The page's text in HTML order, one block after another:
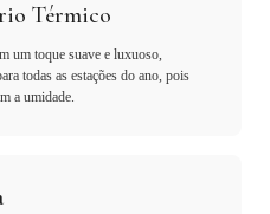
Térmico
um toque suave e luxuoso,
todas as estações do ano, pois
a umidade.